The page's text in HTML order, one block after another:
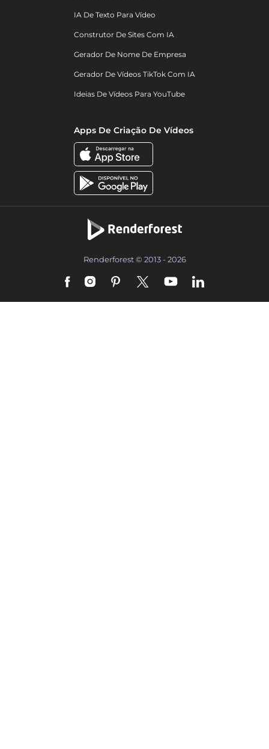
IA De Texto Para Vídeo
Construtor De Sites Com IA
Gerador De Nome De Empresa
Gerador De Vídeos TikTok Com IA
Ideias De Vídeos Para YouTube
Apps De Criação De Vídeos
Renderforest © 2013 - 2026